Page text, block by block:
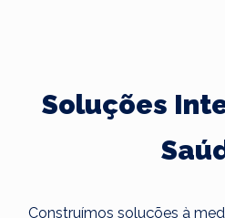
Soluções
Construímos soluções à